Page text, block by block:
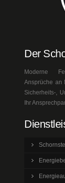
Der
Moderne
Ansprüche an
Sicherheits-,
Ihr